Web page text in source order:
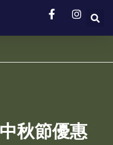
秋節優惠